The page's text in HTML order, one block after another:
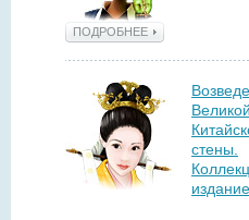
ПОДРОБНЕЕ
Великой
стены.
издание